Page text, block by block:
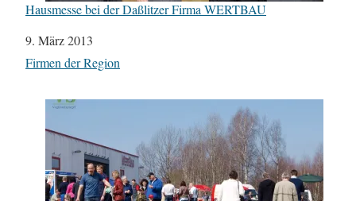
Hausmesse bei der Daßlitzer Firma WERTBAU
Datum
9. März 2013
In Bezug auf
Firmen der Region